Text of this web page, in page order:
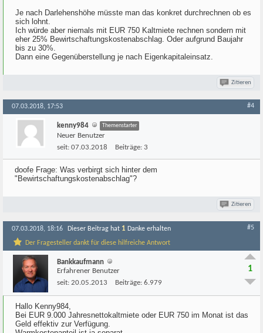
Je nach Darlehenshöhe müsste man das konkret durchrechnen ob es
sich lohnt.
Ich würde aber niemals mit EUR 750 Kaltmiete rechnen sondern mit
eher 25% Bewirtschaftungskostenabschlag. Oder aufgrund Baujahr
bis zu 30%.
Dann eine Gegenüberstellung je nach Eigenkapitaleinsatz.
Zitieren
07.03.2018, 17:53 #4
kenny984 Themenstarter
Neuer Benutzer
seit: 07.03.2018 Beiträge: 3
doofe Frage: Was verbirgt sich hinter dem
"Bewirtschaftungskostenabschlag"?
Zitieren
07.03.2018, 18:16 Dieser Beitrag hat 1 Danke erhalten
Der Fragesteller dankt für diese hilfreiche Antwort
#5
Bankkaufmann
Erfahrener Benutzer
seit: 20.05.2013 Beiträge: 6.979
1
Hallo Kenny984,
Bei EUR 9.000 Jahresnettokaltmiete oder EUR 750 im Monat ist das
Geld effektiv zur Verfügung.